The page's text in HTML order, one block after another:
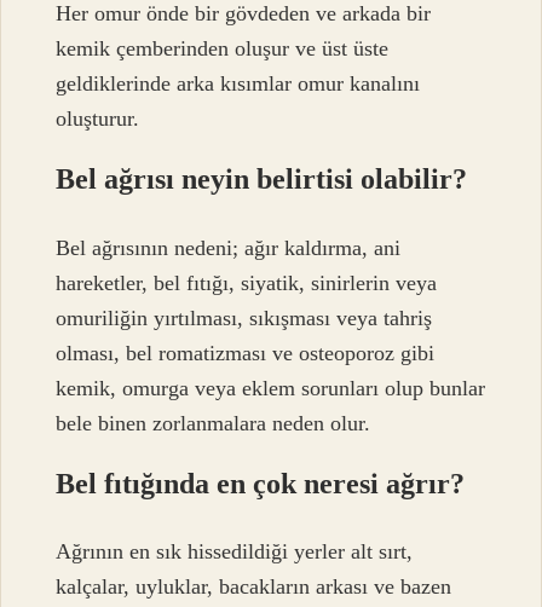
Her omur önde bir gövdeden ve arkada bir
kemik çemberinden oluşur ve üst üste
geldiklerinde arka kısımlar omur kanalını
oluşturur.
Bel ağrısı neyin belirtisi olabilir?
Bel ağrısının nedeni; ağır kaldırma, ani
hareketler, bel fıtığı, siyatik, sinirlerin veya
omuriliğin yırtılması, sıkışması veya tahriş
olması, bel romatizması ve osteoporoz gibi
kemik, omurga veya eklem sorunları olup bunlar
bele binen zorlanmalara neden olur.
Bel fıtığında en çok neresi ağrır?
Ağrının en sık hissedildiği yerler alt sırt,
kalçalar, uyluklar, bacakların arkası ve bazen